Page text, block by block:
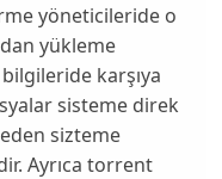
yöneticileride o
yükleme
karşıya
sisteme direk
sizteme
Ayrıca torrent